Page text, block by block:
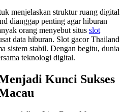
menjelaskan struktur ruang digital
dianggap penting agar hiburan
orang menyebut situs slot
data hiburan. Slot gacor Thailand
sistem stabil. Dengan begitu, dunia
teknologi digital.
Kunci Sukses